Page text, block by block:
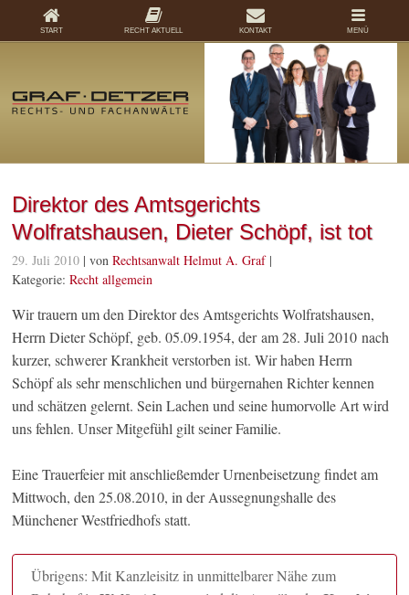
Direktor des Amtsgerichts
Wolfratshausen, Dieter Schöpf, ist tot
29. Juli 2010 | vonRechtsanwalt Helmut A. Graf|
Kategorie:Recht allgemein
Wir trauern um den Direktor des Amtsgerichts Wolfratshausen,
Herrn Dieter Schöpf, geb. 05.09.1954, der am 28. Juli 2010 nach
kurzer, schwerer Krankheit verstorben ist. Wir haben Herrn
Schöpf als sehr menschlichen und bürgernahen Richter kennen
und schätzen gelernt. Sein Lachen und seine humorvolle Art wird
uns fehlen. Unser Mitgefühl gilt seiner Familie.
Eine Trauerfeier mit anschließemder Urnenbeisetzung findet am
Mittwoch, den 25.08.2010, in der Aussegnungshalle des
Münchener Westfriedhofs statt.
Übrigens: Mit Kanzleisitz in unmittelbarer Nähe zum
START RECHT AKTUELL KONTAKT MENÜ